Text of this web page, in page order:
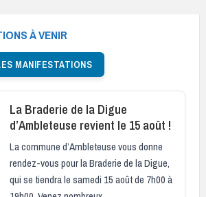
À VENIR
MANIFESTATIONS
La Braderie de la Digue
d’Ambleteuse revient le 15 août !
La commune d’Ambleteuse vous donne
rendez-vous pour la Braderie de la Digue,
qui se tiendra le samedi 15 août de 7h00 à